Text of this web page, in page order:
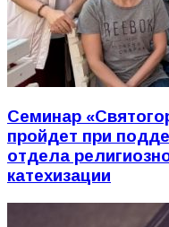
Семинар
пройдет при
отдела
катехизации